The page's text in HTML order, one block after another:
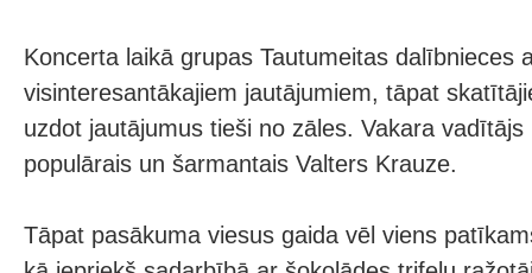
Koncerta laikā grupas Tautumeitas dalībnieces
visinteresantākajiem jautājumiem, tāpat
uzdot jautājumus tieši no zāles. Vakara
populārais un šarmantais Valters Krauze.
Tāpat pasākuma viesus gaida vēl viens